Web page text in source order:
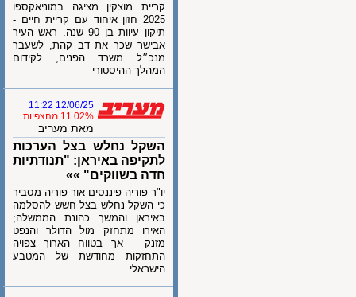
קריית מוצקין מציגה במוניאקספו
2025 חזון איחוד עם קריית חיים -
תיקון עיוות בן 90 שנה. ראש העיר
אבישר שכר את דב קהת, לשעבר
מנכ״ל משרד הפנים, לקידום
המהלך ההיסטורי
12/06/25 11:22
11.02% מהצפיות
מאת מעריב
השקל נחלש בצל הערכות
לתקיפה באיראן: "תנודתיות
חדה בשווקים" »»
יו"ר פוריה פיננסים אור פוריה מסביר
כי השקל נחלש בצל חשש להסלמה
באיראן והמשך כהונת הממשלה;
האירו מתחזק מול הדולר והנפט
מזנק – אך בטווח הארוך צפויה
התחזקות מחודשת של המטבע
הישראלי